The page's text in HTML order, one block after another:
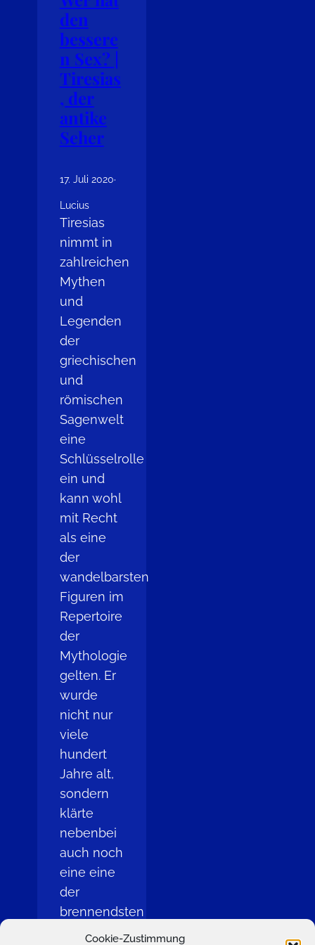
Cookie-Zustimmung
den
bessere
n Sex? |
Tiresias
, der
antike
Seher
17. Juli 2020·
Lucius
Tiresias
nimmt in
zahlreichen
Mythen
und
Legenden
der
griechischen
und
römischen
Sagenwelt
eine
Schlüsselrolle
ein und
kann wohl
mit Recht
als eine
der
wandelbarsten
Figuren im
Repertoire
der
Mythologie
gelten. Er
wurde
nicht nur
viele
hundert
Jahre alt,
sondern
klärte
nebenbei
auch noch
eine eine
der
brennendsten
Streitfragen